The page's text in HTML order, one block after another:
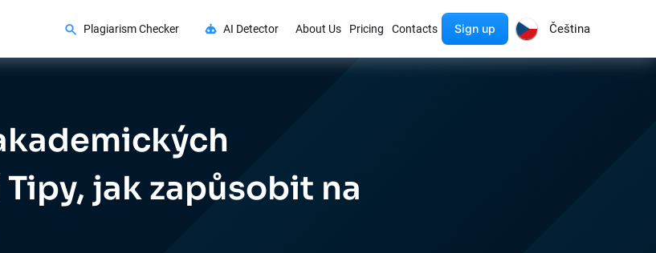
Plagiarism Checker AI Detector About Us Pricing Contacts Sign up Čeština
jak zapůsobit na